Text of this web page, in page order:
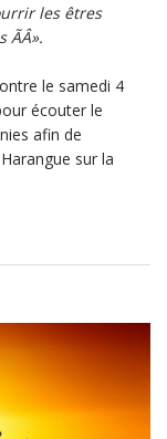
les êtres
le samedi 4
écouter le
afin de
sur la